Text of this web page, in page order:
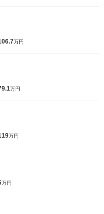
万円
万円
万円
万円